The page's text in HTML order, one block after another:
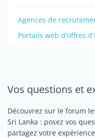
Agences de
Portails web d'offres
Vos questions et
Découvrez sur le forum
Sri Lanka : posez vos
partagez votre